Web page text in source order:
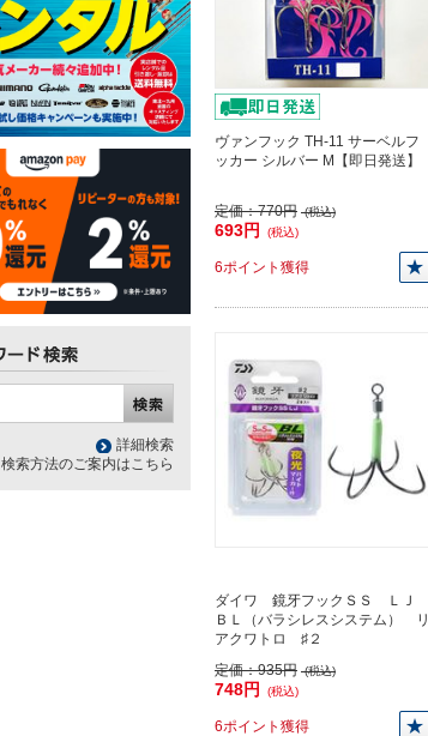
ヴァンフック TH-11 サーベルフ
ッカー シルバー M【即日発送】
定価：770円 (税込)
693円 (税込)
6ポイント獲得
ダイワ 鏡牙フックＳＳ ＬＪ
ＢＬ（バラシレスシステム） リ
アクワトロ ♯２
定価：935円 (税込)
748円 (税込)
6ポイント獲得
詳細検索
検索方法のご案内はこちら